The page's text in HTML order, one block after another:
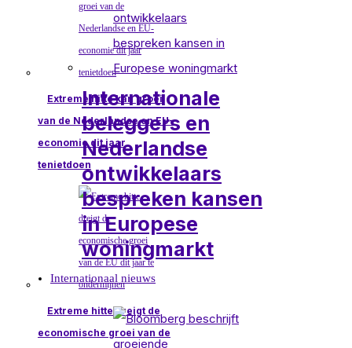
Extreme hitte kan groei
van de Nederlandse en EU-
economie dit jaar
tenietdoen
Extreme hitte dreigt de
economische groei van de
Internationale
beleggers en
Nederlandse
ontwikkelaars
bespreken kansen
in Europese
woningmarkt
Internationaal nieuws